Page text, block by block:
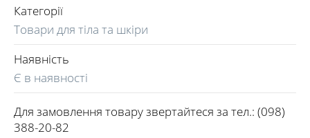
Категорії
Товари для тіла та шкіри
Наявність
Є в наявності
Для замовлення товару звертайтеся за тел.: (098)
388-20-82